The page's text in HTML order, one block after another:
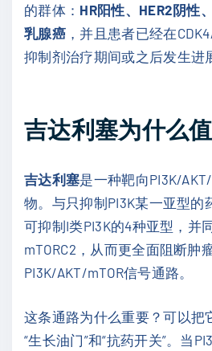
的群体： HR阳性、HER2阴性
乳腺癌，并且患者已经在
抑制剂治疗期间或之后发生进
吉达利塞为什么
吉达利塞是一种靶向PI3K/
物。与只抑制PI3K某一亚型的
可抑制I类PI3K的4种亚型，并
mTORC2，从而更全面阻断肿
PI3K/AKT/mTOR信号通路。
这条通路为什么重要？可以把
“生长油门”和“抗药开关”。当